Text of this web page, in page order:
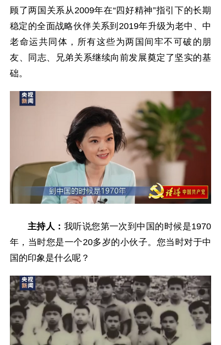
顾了两国关系从2009年在“四好精神”指引下的长期
稳定的全面战略伙伴关系到2019年升级为老中、中
老命运共同体，所有这些为两国间牢不可破的朋
友、同志、兄弟关系继续向前发展奠定了坚实的基
础。
主持人： 我听说您第一次到中国的时候是1970
年，当时您是一个20多岁的小伙子。您当时对于中
国的印象是什么呢？